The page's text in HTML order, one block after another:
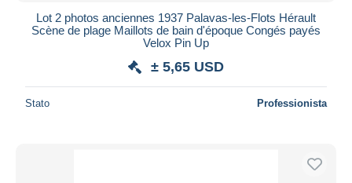
Lot 2 photos anciennes 1937 Palavas-les-Flots Hérault
Scène de plage Maillots de bain d'époque Congés payés
Velox Pin Up
± 5,65 USD
Stato Professionista